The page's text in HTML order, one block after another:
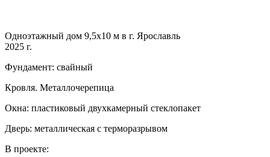
Одноэтажный дом 9,5х10 м в г. Ярославль
2025 г.
Фундамент: свайный
Кровля. Металлочерепица
Окна: пластиковый двухкамерный стеклопакет
Дверь: металлическая с терморазрывом
В проекте: